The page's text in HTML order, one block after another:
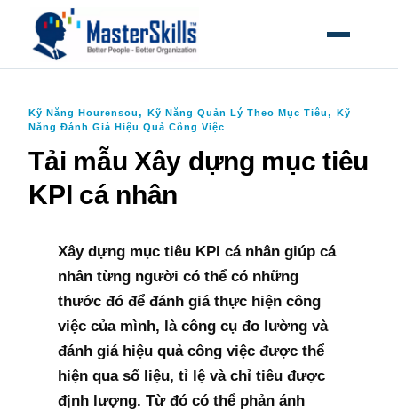
MỞ MENU
Kỹ Năng Hourensou,Kỹ Năng Quản Lý Theo Mục Tiêu,Kỹ
Năng Đánh Giá Hiệu Quả Công Việc
Tải mẫu Xây dựng mục tiêu
KPI cá nhân
Xây dựng mục tiêu KPI cá nhân giúp cá
nhân từng người có thể có những
thước đó để đánh giá thực hiện công
việc của mình, là công cụ đo lường và
đánh giá hiệu quả công việc được thể
hiện qua số liệu, tỉ lệ và chỉ tiêu được
định lượng. Từ đó có thể phản ánh